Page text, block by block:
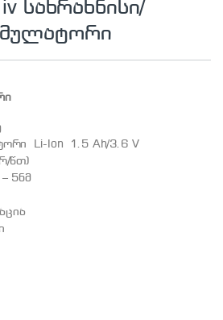
სახრახნისი/
Li-Ion 1.5 Ah/3.6 V
წთ)
5ნმ